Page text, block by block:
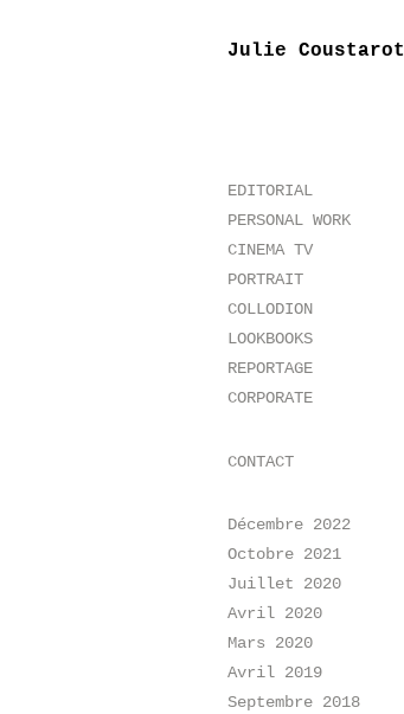
Julie Coustarot
EDITORIAL
PERSONAL WORK
CINEMA TV
PORTRAIT
COLLODION
LOOKBOOKS
REPORTAGE
CORPORATE
CONTACT
Décembre 2022
Octobre 2021
Juillet 2020
Avril 2020
Mars 2020
Avril 2019
Septembre 2018